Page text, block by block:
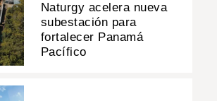
Naturgy acelera nueva
subestación para
fortalecer Panamá
Pacífico